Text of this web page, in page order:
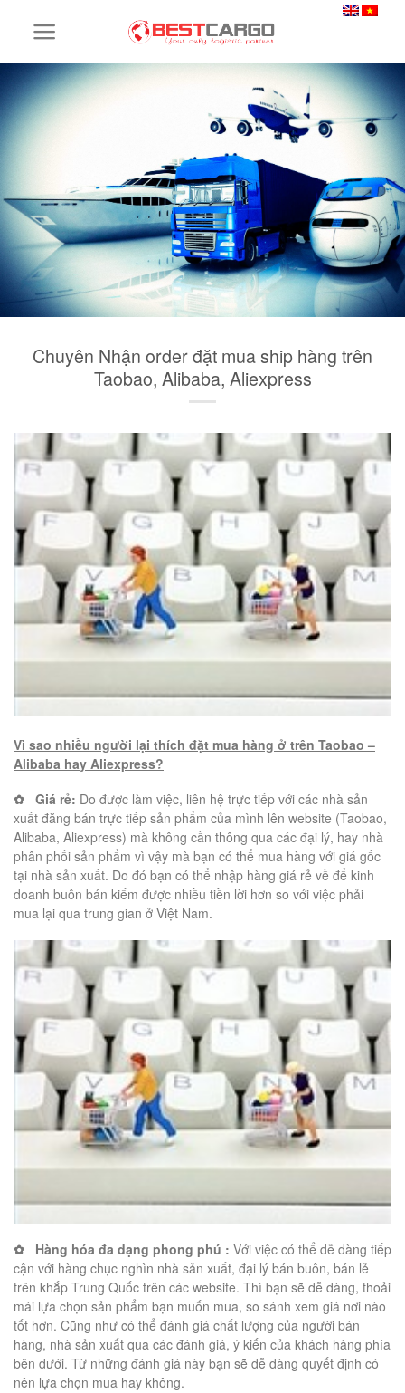
Chuyên Nhận order đặt mua ship hàng trên
Taobao, Alibaba, Aliexpress
Vì sao nhiều người lại thích đặt mua hàng ở trên Taobao –
Alibaba hay Aliexpress?
✿ Giá rẻ: Do được làm việc, liên hệ trực tiếp với các nhà sản
xuất đăng bán trực tiếp sản phẩm của mình lên website (Taobao,
Alibaba, Aliexpress) mà không cần thông qua các đại lý, hay nhà
phân phối sản phẩm vì vậy mà bạn có thể mua hàng với giá gốc
tại nhà sản xuất. Do đó bạn có thể nhập hàng giá rẻ về để kinh
doanh buôn bán kiếm được nhiều tiền lời hơn so với việc phải
mua lại qua trung gian ở Việt Nam.
✿ Hàng hóa đa dạng phong phú : Với việc có thể dễ dàng tiếp
cận với hàng chục nghìn nhà sản xuất, đại lý bán buôn, bán lẻ
trên khắp Trung Quốc trên các website. Thì bạn sẽ dễ dàng, thoải
mái lựa chọn sản phẩm bạn muốn mua, so sánh xem giá nơi nào
tốt hơn. Cũng như có thể đánh giá chất lượng của người bán
hàng, nhà sản xuất qua các đánh giá, ý kiến của khách hàng phía
bên dưới. Từ những đánh giá này bạn sẽ dễ dàng quyết định có
nên lựa chọn mua hay không.